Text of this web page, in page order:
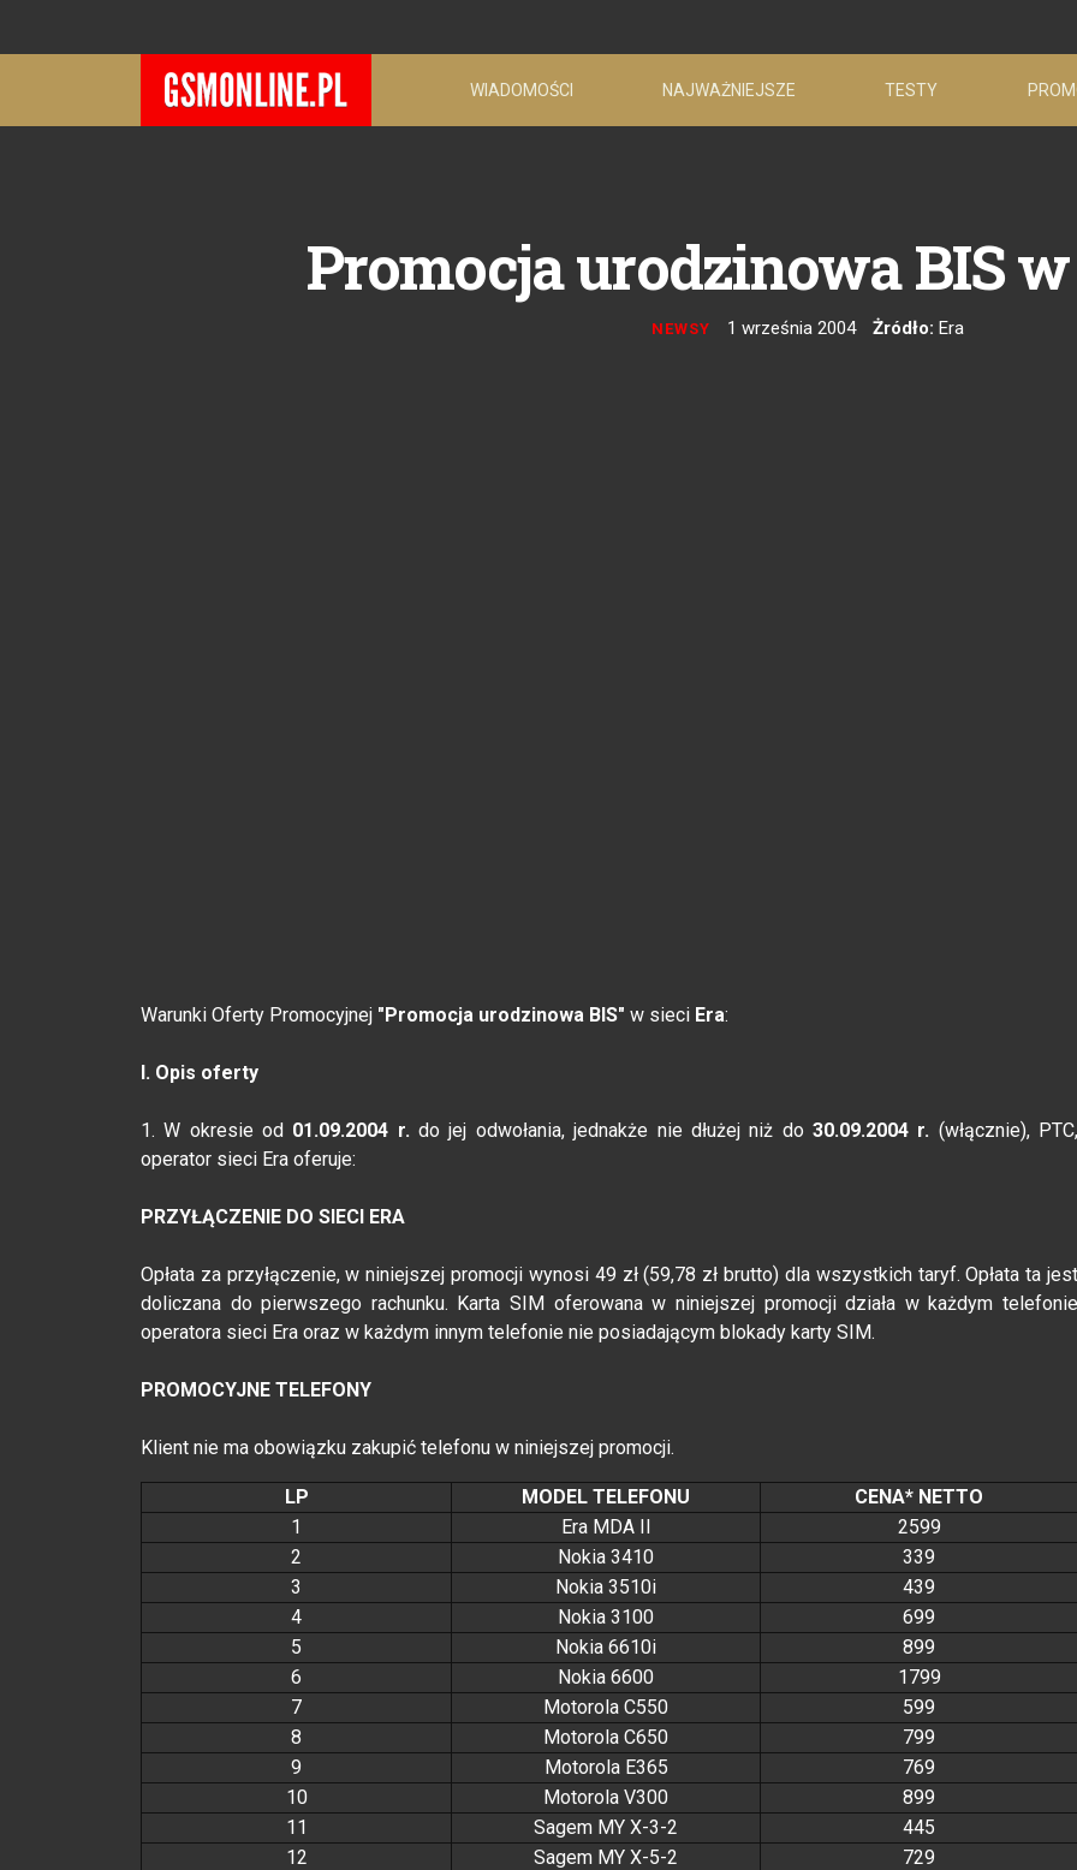
WIADOMOŚCI NAJWAŻNIEJSZE TESTY
Promocja urodzinowa BIS
NEWSY 1 września 2004 Żródło: Era
Warunki Oferty Promocyjnej "Promocja urodzinowa BIS" w sieci Era:
I. Opis oferty
1. W okresie od 01.09.2004 r. do jej odwołania, jednakże nie dłużej niż do 30.09.2004 r. (włącznie),
operator sieci Era oferuje:
PRZYŁĄCZENIE DO SIECI ERA
Opłata za przyłączenie, w niniejszej promocji wynosi 49 zł (59,78 zł brutto) dla wszystkich taryf. Opłata ta jest
doliczana do pierwszego rachunku. Karta SIM oferowana w niniejszej promocji działa w każdym telefonie
operatora sieci Era oraz w każdym innym telefonie nie posiadającym blokady karty SIM.
PROMOCYJNE TELEFONY
Klient nie ma obowiązku zakupić telefonu w niniejszej promocji.
LP MODEL TELEFONU
CENA* NETTO
1
Era MDA II
2599
2
Nokia 3410
339
3
Nokia 3510i
439
4
Nokia 3100
699
5
Nokia 6610i
899
6
Nokia 6600
1799
7
Motorola C550
599
8
Motorola C650
799
9
Motorola E365
769
10
Motorola V300
899
11
Sagem MY X-3-2
445
12
Sagem MY X-5-2
729